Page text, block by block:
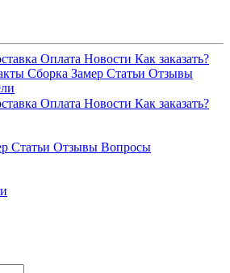
Оплата Новости Как заказать?
Сборка Замер Статьи Отзывы
Оплата Новости Как заказать?
Статьи Отзывы Вопросы